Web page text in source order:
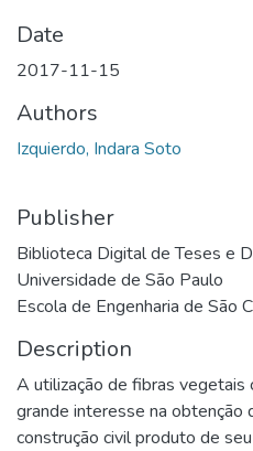
Date
2017-11-15
Authors
Izquierdo, Indara Soto
Publisher
Biblioteca Digital de Teses e
Universidade de São Paulo
Escola de Engenharia de São
Description
A utilização de fibras vegetais
grande interesse na obtenção
construção civil produto de